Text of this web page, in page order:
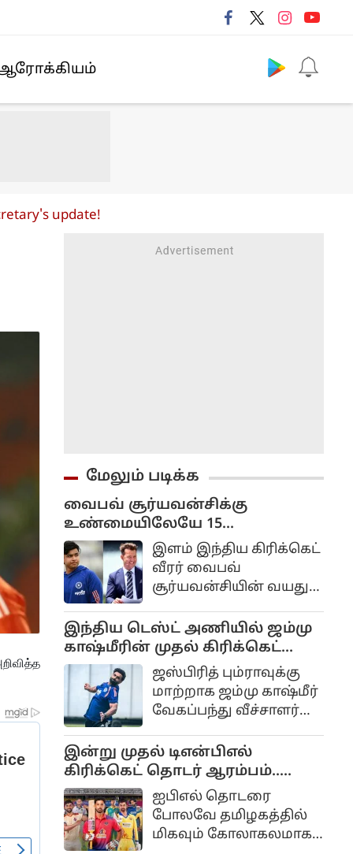
update!
மேலும் படிக்க
வைபவ் சூர்யவன்சிக்கு
உண்மையிலேயே 15
வயதுதானா? பிரட் லீ சொன்ன
கருத்து என்ன?
இளம் இந்திய கிரிக்கெட்
வீரர் வைபவ்
சூர்யவன்சியின் வயது
உலகளவில் தொடர்ந்து
எழுந்து வரும்
நிலையில்,
ஆஸ்திரேலியாவின்
முன்னாள் ஜாம்பவான்
வேகப்பந்து வீச்சாளர்
ப்ரெட் லீ இதுகுறித்து
முக்கிய கருத்துகளைத்
தெரிவித்துள்ளார்.
இந்திய டெஸ்ட் அணியில் ஜம்மு
காஷ்மீரின் முதல் கிரிக்கெட்
வீரர்.. குவியும் வாழ்த்துக்கள்..
ஜஸ்பிரித் பும்ராவுக்கு
மாற்றாக ஜம்மு காஷ்மீர்
வேகப்பந்து வீச்சாளர்
டெஸ்ட் அணியில் தேர்வு
செய்யப்பட்டுள்ளதை
முன்னாள் வீரர் வாசிம்
ஜாபர் விமர்சித்துள்ளார்.
இன்று முதல் டிஎன்பிஎல்
கிரிக்கெட் தொடர் ஆரம்பம்..
முதல் போட்டி யார் யாருக்கு?
ஐபிஎல் தொடரை
போலவே தமிழகத்தில்
மிகவும் கோலாகலமாக